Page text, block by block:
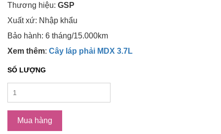
Thương hiệu: GSP
Xuất xứ: Nhập khẩu
Bảo hành: 6 tháng/15.000km
Xem thêm: Cây láp phải MDX 3.7L
SỐ LƯỢNG
Mua hàng